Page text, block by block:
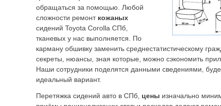
обращаться за помощью. Любой
сложности ремонткожаных
сидений Toyota Corolla СПб,
тканевых у нас выполняется. По
карману обшивку заменить среднестатистическому
секреты, нюансы, зная которые, можно сэкономить
Наши сотрудники поделятся данными сведениями,
идеальный вариант.
Перетяжка сидений авто в СПб, цены изначально